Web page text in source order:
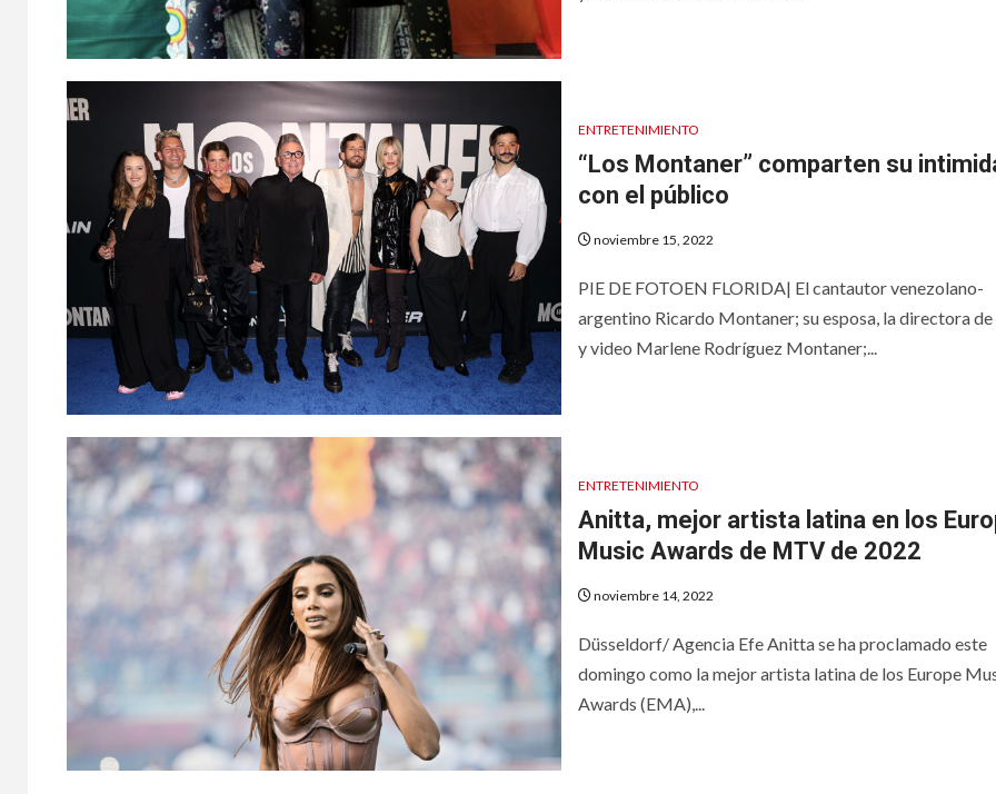
ENTRETENIMIENTO
“Los Montaner” comparten su
con el público
noviembre 15, 2022
PIE DE FOTOEN FLORIDA| El cantautor venezolano-
argentino Ricardo Montaner; su esposa, la directora de
y video Marlene Rodríguez Montaner;...
ENTRETENIMIENTO
Anitta, mejor artista latina en los
Music Awards de MTV de 2022
noviembre 14, 2022
Düsseldorf/ Agencia Efe Anitta se ha proclamado este
domingo como la mejor artista latina de los Europe
Awards (EMA),...